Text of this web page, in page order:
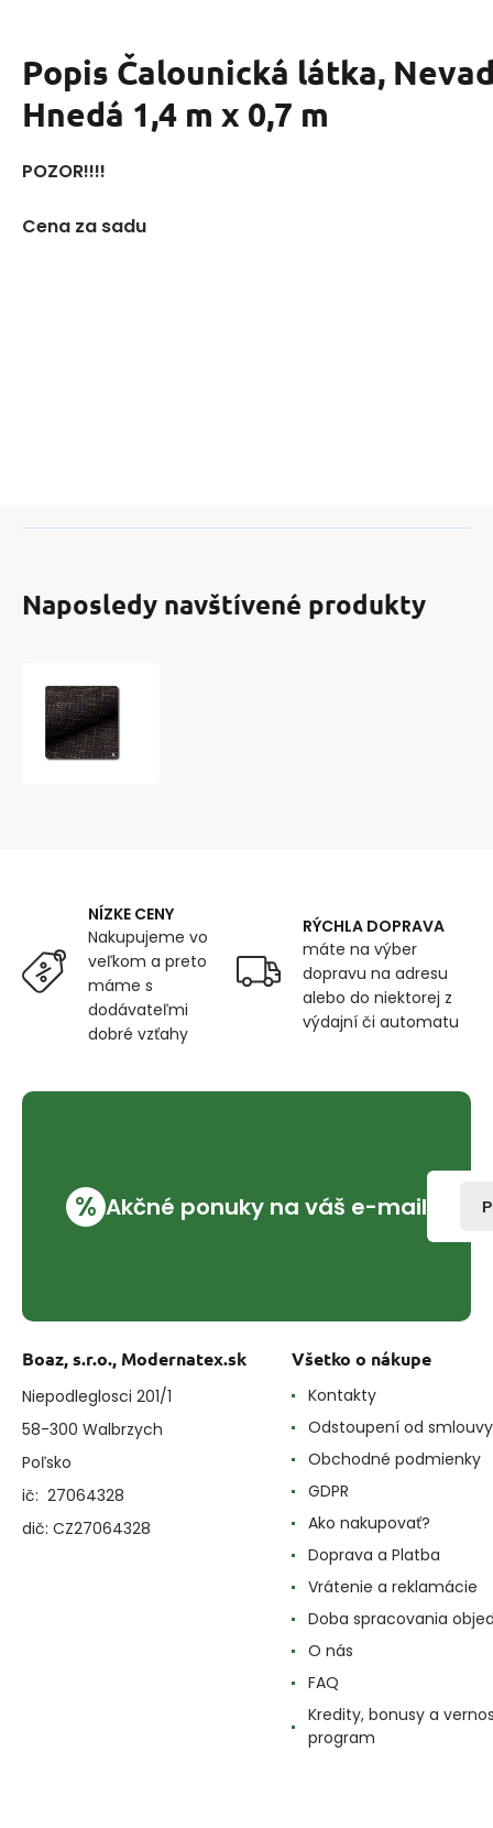
Popis Čalounická látka,
Hnedá 1,4 m x 0,7 m
POZOR!!!!
Cena za sadu
Naposledy navštívené produkty
NÍZKE CENY
Nakupujeme vo
veľkom a preto
máme s
dodávateľmi
dobré vzťahy
RÝCHLA DOPRAVA
máte na výber
dopravu na adresu
alebo do niektorej z
výdajní či automatu
% Akčné ponuky na váš e-mail
Boaz, s.r.o., Modernatex.sk
Niepodleglosci 201/1
58-300 Walbrzych
Poľsko
ič: 27064328
dič: CZ27064328
Všetko o nákupe
Kontakty
Odstoupení od smlouvy
Obchodné podmienky
GDPR
Ako nakupovať?
Doprava a Platba
Vrátenie a reklamácie
Doba spracovania
O nás
FAQ
Kredity, bonusy a
program